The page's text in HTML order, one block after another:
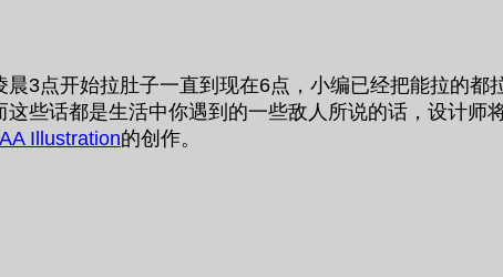
3点开始拉肚子一直到现在6点，小编已经把能拉的都
些话都是生活中你遇到的一些敌人所说的话，设计
Illustration的创作。